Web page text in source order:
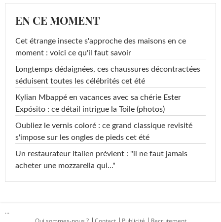
EN CE MOMENT
Cet étrange insecte s'approche des maisons en ce
moment : voici ce qu'il faut savoir
Longtemps dédaignées, ces chaussures décontractées
séduisent toutes les célébrités cet été
Kylian Mbappé en vacances avec sa chérie Ester
Expósito : ce détail intrigue la Toile (photos)
Oubliez le vernis coloré : ce grand classique revisité
s'impose sur les ongles de pieds cet été
Un restaurateur italien prévient : "il ne faut jamais
acheter une mozzarella qui..."
...